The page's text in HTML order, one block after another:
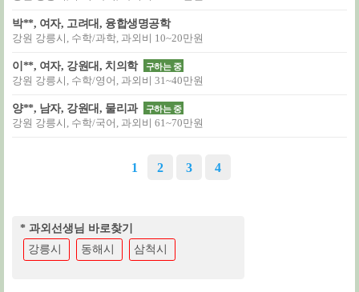
박**, 여자, 고려대, 융합생명공학
강원 강릉시, 수학/과학, 과외비 10~20만원
이**, 여자, 강원대, 치의학 구하는 중
강원 강릉시, 수학/영어, 과외비 31~40만원
양**, 남자, 강원대, 물리과 구하는 중
강원 강릉시, 수학/국어, 과외비 61~70만원
1 2 3 4
* 과외선생님 바로찾기
강릉시
동해시 삼척시